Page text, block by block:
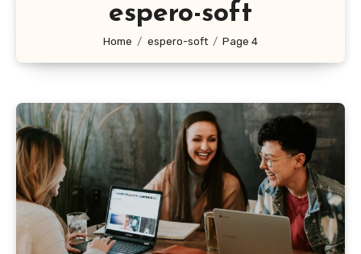
espero-soft
Home espero-soft Page 4